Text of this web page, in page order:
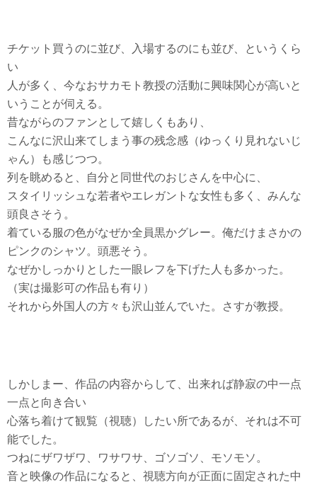
チケット買うのに並び、入場するのにも並び、というくら
い
人が多く、今なおサカモト教授の活動に興味関心が高いと
いうことが伺える。
昔ながらのファンとして嬉しくもあり、
こんなに沢山来てしまう事の残念感（ゆっくり見れないじ
ゃん）も感じつつ。
列を眺めると、自分と同世代のおじさんを中心に、
スタイリッシュな若者やエレガントな女性も多く、みんな
頭良さそう。
着ている服の色がなぜか全員黒かグレー。俺だけまさかの
ピンクのシャツ。頭悪そう。
なぜかしっかりとした一眼レフを下げた人も多かった。
（実は撮影可の作品も有り）
それから外国人の方々も沢山並んでいた。さすが教授。
しかしまー、作品の内容からして、出来れば静寂の中一点
一点と向き合い
心落ち着けて観覧（視聴）したい所であるが、それは不可
能でした。
つねにザワザワ、ワサワサ、ゴソゴソ、モソモソ。
音と映像の作品になると、視聴方向が正面に固定された中